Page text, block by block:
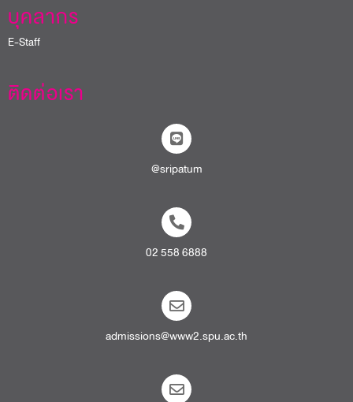
บุคลากร
E-Staff
ติดต่อเรา
@sripatum
02 558 6888
admissions@www2.spu.ac.th